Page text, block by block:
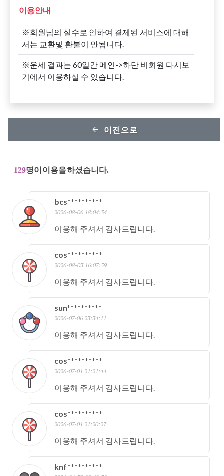
이용안내
※회원님의 실수로 인하여 결제된 서비스에 대해
서는 교환및 환불이 안됩니다.
※운세 결과는 60일간 메인->하단 비회원 다시보
기에서 이용하실 수 있습니다.
이전으로
129명이 이용을 하셨습니다.
bcs**********
2026-08-06 18:04:34
이용해 주셔서 감사드립니다.
cos**********
2026-08-03 16:07:59
이용해 주셔서 감사드립니다.
sun**********
2026-07-06 23:34:11
이용해 주셔서 감사드립니다.
cos**********
2026-07-01 21:21:44
이용해 주셔서 감사드립니다.
cos**********
2026-07-01 21:20:27
이용해 주셔서 감사드립니다.
knf**********